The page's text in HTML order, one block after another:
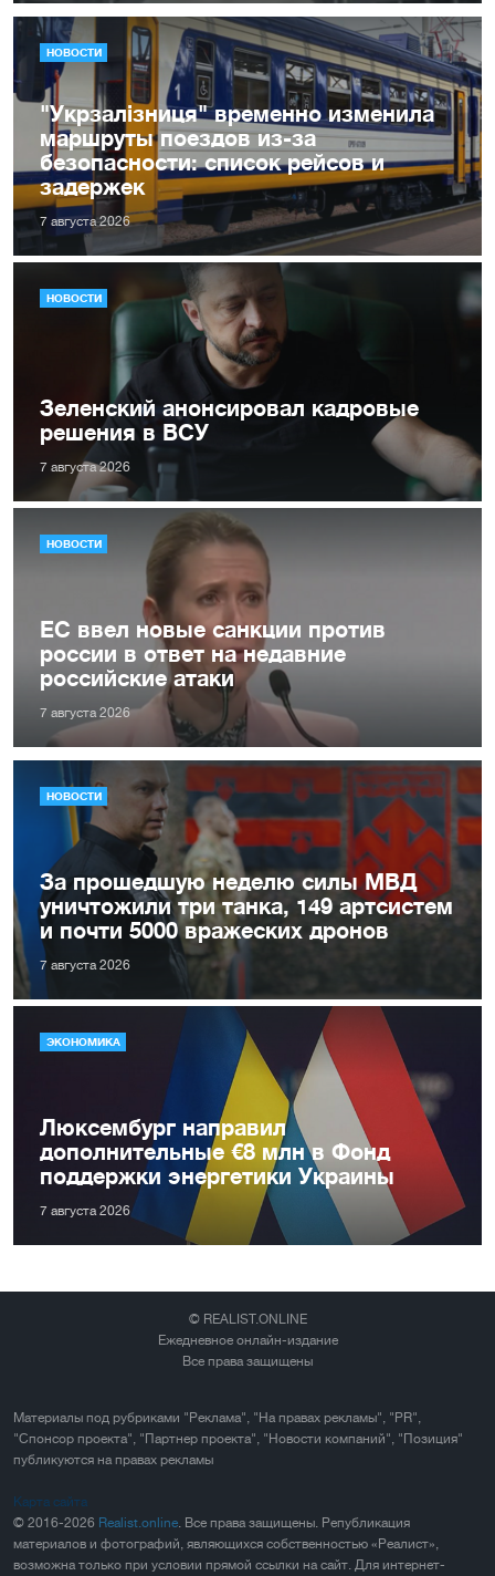
НОВОСТИ
"Укрзалізниця" временно изменила
маршруты поездов из-за
безопасности: список рейсов и
задержек
7 августа 2026
НОВОСТИ
Зеленский анонсировал кадровые
решения в ВСУ
7 августа 2026
НОВОСТИ
ЕС ввел новые санкции против
россии в ответ на недавние
российские атаки
7 августа 2026
НОВОСТИ
За прошедшую неделю силы МВД
уничтожили три танка, 149 артсистем
и почти 5000 вражеских дронов
7 августа 2026
ЭКОНОМИКА
Люксембург направил
дополнительные €8 млн в Фонд
поддержки энергетики Украины
7 августа 2026
© REALIST.ONLINE
Ежедневное онлайн-издание
Все права защищены
Материалы под рубриками "Реклама", "На правах рекламы", "PR",
"Спонсор проекта", "Партнер проекта", "Новости компаний", "Позиция"
публикуются на правах рекламы
Карта сайта
© 2016-2026 Realist.online. Все права защищены. Републикация
материалов и фотографий, являющихся собственностью «Реалист»,
возможна только при условии прямой ссылки на сайт. Для интернет-